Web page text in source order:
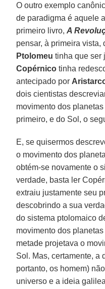
O outro exemplo
de paradigma é aquele
primeiro livro,A
pensar, à primeira
Ptolomeu tinha que ser
Copérnico tinha
antecipado por
dois cientistas
movimento dos
primeiro, e do Sol, o
E, se quisermos
o movimento dos
obtém-se novamente o
verdade, basta ler
extraiu justamente seu
descobrindo a sua
do sistema ptolomaico
movimento dos
metade projetava o
Sol. Mas, certamente, a
portanto, os homem)
universo e a ideia